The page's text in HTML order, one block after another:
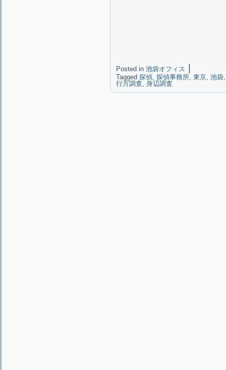
Posted in 池袋オフィス
Tagged 探偵, 探偵事務所, 東京, 池袋
行方調査, 身辺調査